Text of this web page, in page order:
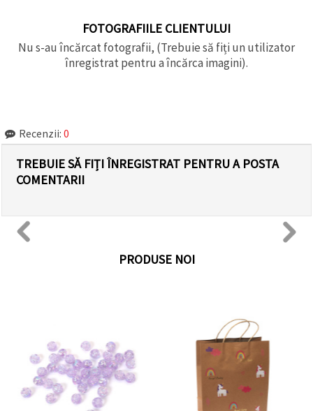
FOTOGRAFIILE CLIENTULUI
Nu s-au încărcat fotografii, (Trebuie să fiți un utilizator
înregistrat pentru a încărca imagini).
Recenzii: 0
TREBUIE SĂ FIȚI ÎNREGISTRAT PENTRU A POSTA
COMENTARII
PRODUSE NOI